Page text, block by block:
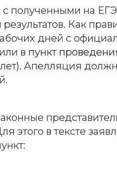
полученными на
Как
дней с
в пункт
Апелляция
этого в тексте